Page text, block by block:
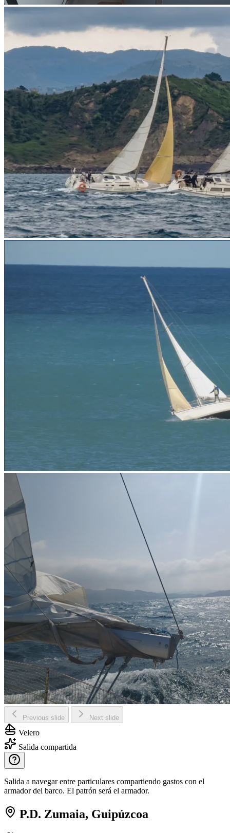
Previous slide Next slide
Velero
Salida compartida
Salida a navegar entre particulares compartiendo gastos con el
armador del barco. El patrón será el armador.
P.D. Zumaia, Guipúzcoa